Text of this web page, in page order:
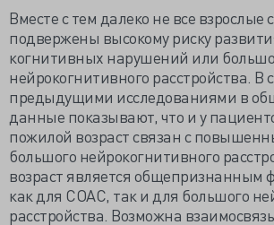
Вместе с тем далеко не все взрослые
подвержены высокому риску
когнитивных нарушений или
нейрокогнитивного расстройства. В
предыдущими исследованиями в
данные показывают, что и у
пожилой возраст связан с
большого нейрокогнитивного
возраст является общепризнанным
как для СОАС, так и для большого
расстройства. Возможна